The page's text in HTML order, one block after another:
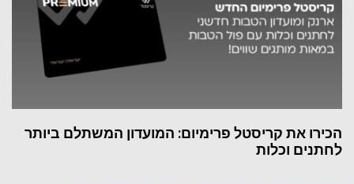
הכירו את קריסטל פרימיום: המועדון המשתלם ביותר
לחתנים וכלות